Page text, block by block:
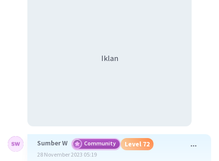
Iklan
Sumber W Community Level 72
28 November 2023 05:19